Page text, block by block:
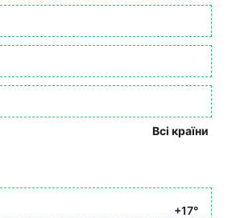
Всі країни
+17°